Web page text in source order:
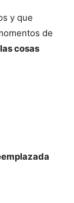
y que
de
cosas